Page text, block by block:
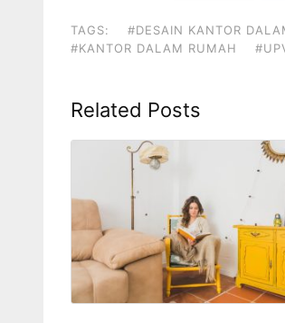
TAGS: #DESAIN KANTOR
#KANTOR DALAM RUMAH
Related Posts